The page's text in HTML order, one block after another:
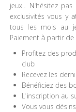
jeux... N'hésitez
exclusivités vous y
tous les mois au
Paiement à partir
Profitez des
club
Recevez les
Bénéficiez des
L'inscription au
Vous vous